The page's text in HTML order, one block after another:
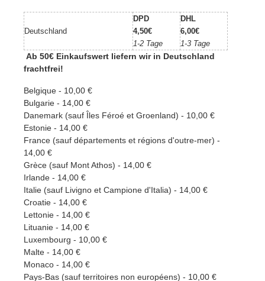
Deutschland
DPD
4,50€
1-2 Tage
DHL
6,00€
1-3 Tage
Ab 50€ Einkaufswert liefern wir in Deutschland
frachtfrei!
Belgique - 10,00 €
Bulgarie - 14,00 €
Danemark (sauf Îles Féroé et Groenland) - 10,00 €
Estonie - 14,00 €
France (sauf départements et régions d'outre-mer) -
14,00 €
Grèce (sauf Mont Athos) - 14,00 €
Irlande - 14,00 €
Italie (sauf Livigno et Campione d'Italia) - 14,00 €
Croatie - 14,00 €
Lettonie - 14,00 €
Lituanie - 14,00 €
Luxembourg - 10,00 €
Malte - 14,00 €
Monaco - 14,00 €
Pays-Bas (sauf territoires non européens) - 10,00 €